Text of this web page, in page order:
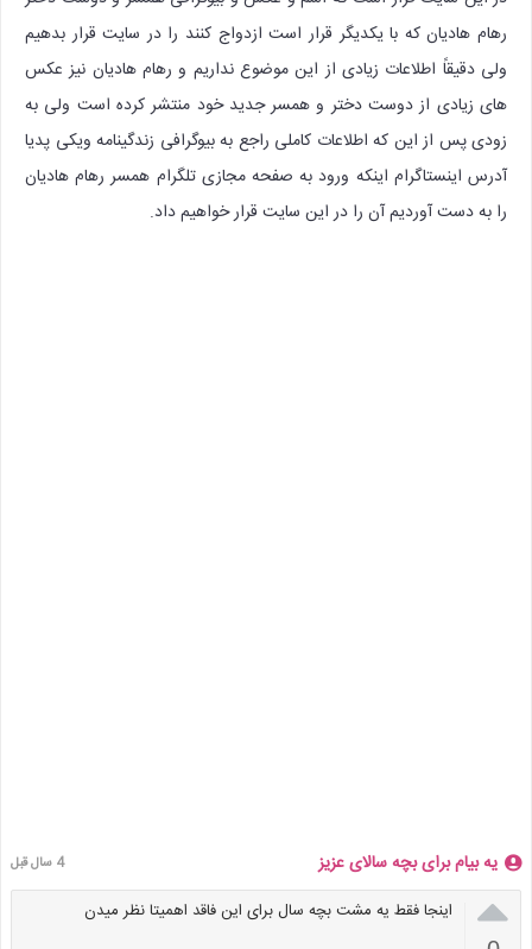
رهام هادیان که با یکدیگر قرار است ازدواج کنند را در سایت قرار بدهیم
ولی دقیقاً اطلاعات زیادی از این موضوع نداریم و رهام هادیان نیز عکس
های زیادی از دوست دختر و همسر جدید خود منتشر کرده است ولی به
زودی پس از این که اطلاعات کاملی راجع به بیوگرافی زندگینامه ویکی پدیا
آدرس اینستاگرام اینکه ورود به صفحه مجازی تلگرام همسر رهام هادیان
را به دست آوردیم آن را در این سایت قرار خواهیم داد.
یه بیام برای بچه سالای عزیز 4 سال قبل
 اینجا فقط یه مشت بچه سال برای این فاقد اهمیتا نظر میدن